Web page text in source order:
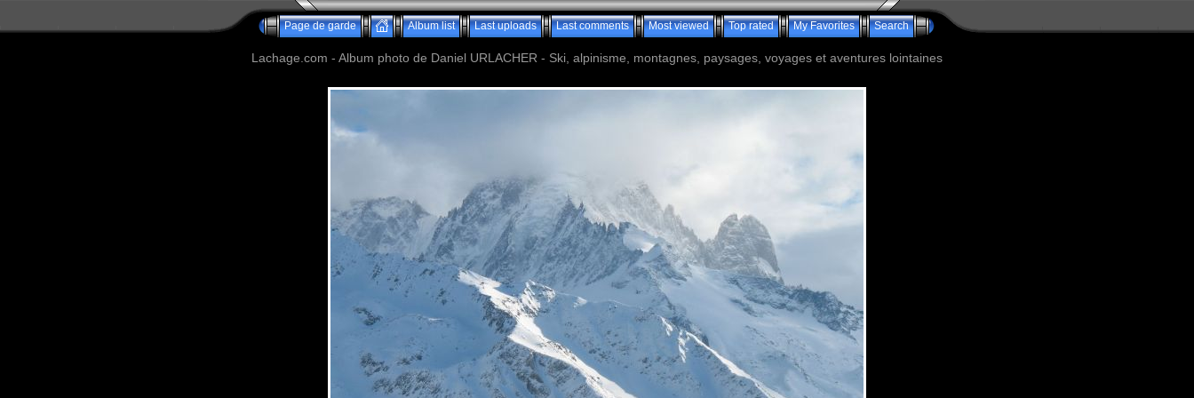
Page de garde Album list Last uploads Last comments Most viewed Top rated My Favorites Search
Lachage.com - Album photo de Daniel URLACHER - Ski, alpinisme, montagnes, paysages, voyages et aventures lointaines